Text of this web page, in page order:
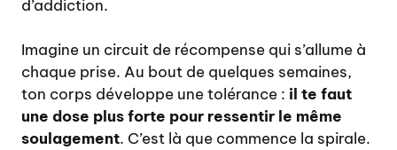
d’addiction.
Imagine un circuit de récompense qui s’allume à
chaque prise. Au bout de quelques semaines,
ton corps développe une tolérance : il te faut
une dose plus forte pour ressentir le même
soulagement. C’est là que commence la spirale.